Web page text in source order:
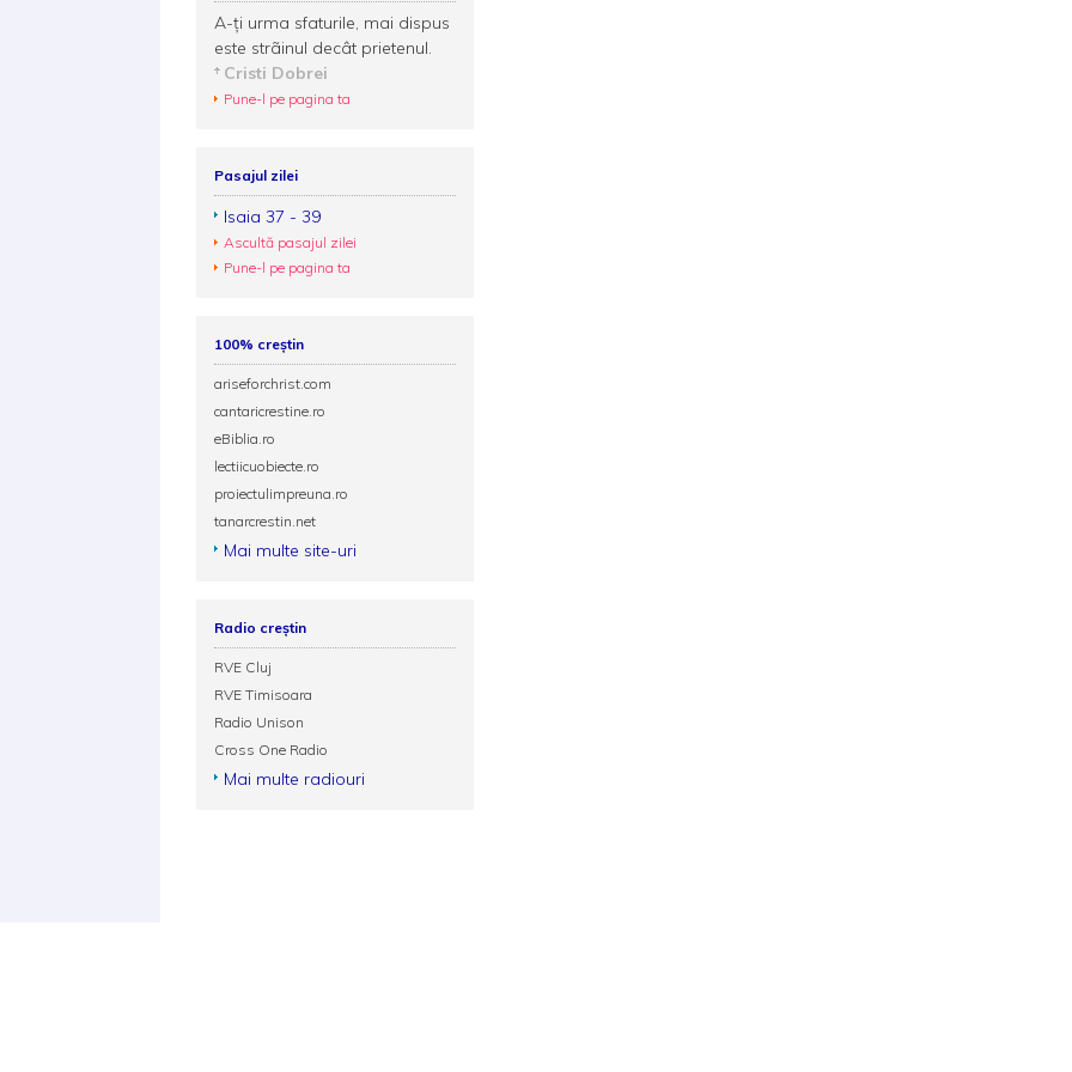
A-ţi urma sfaturile, mai dispus
este strãinul decât prietenul.
Cristi Dobrei
Pune-l pe pagina ta
Pasajul zilei
Isaia 37 - 39
Ascultă pasajul zilei
Pune-l pe pagina ta
100% creștin
ariseforchrist.com
cantaricrestine.ro
eBiblia.ro
lectiicuobiecte.ro
proiectulimpreuna.ro
tanarcrestin.net
Mai multe site-uri
Radio creștin
RVE Cluj
RVE Timisoara
Radio Unison
Cross One Radio
Mai multe radiouri